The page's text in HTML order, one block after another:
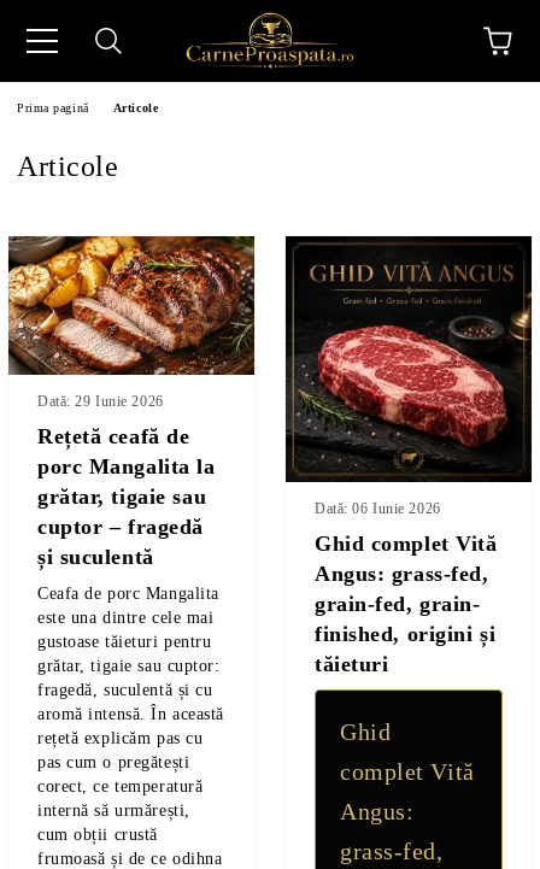
Prima pagină Articole
Articole
Rețetă ceafă de
porc Mangalita la
grătar, tigaie sau
cuptor – fragedă
și suculentă
Dată: 29 Iunie 2026
Ceafa de porc Mangalita
este una dintre cele mai
gustoase tăieturi pentru
grătar, tigaie sau cuptor:
fragedă, suculentă și cu
aromă intensă. În această
rețetă explicăm pas cu
pas cum o pregătești
corect, ce temperatură
internă să urmărești,
cum obții crustă
frumoasă și de ce odihna
Ghid complet Vită
Angus: grass-fed,
grain-fed, grain-
finished, origini și
tăieturi
Dată: 06 Iunie 2026
Ghid
complet Vită
Angus:
grass-fed,